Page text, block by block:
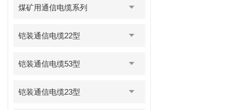
煤矿用通信电缆系列
铠装通信电缆22型
铠装通信电缆53型
铠装通信电缆23型